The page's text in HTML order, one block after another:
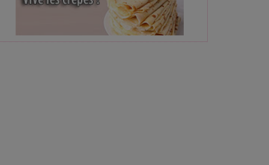
début de la Fête du foie...
plus belle recette tricolore pour...
fête des mères (ou